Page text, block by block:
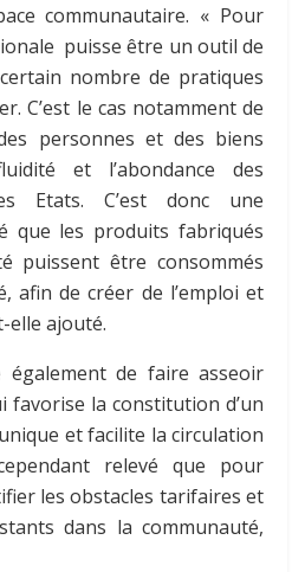
communautaire. « Pour
puisse être un outil de
nombre de pratiques
C’est le cas notamment de
personnes et des biens
et l’abondance des
Etats. C’est donc une
que les produits fabriqués
puissent être consommés
afin de créer de l’emploi et
elle ajouté.
également de faire asseoir
favorise la constitution d’un
et facilite la circulation
relevé que pour
les obstacles tarifaires et
dans la communauté,